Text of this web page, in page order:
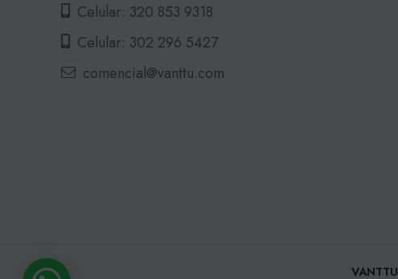
Celular: 320 853 9318
Celular: 302 296 5427
comencial@vanttu.com
VANTTU